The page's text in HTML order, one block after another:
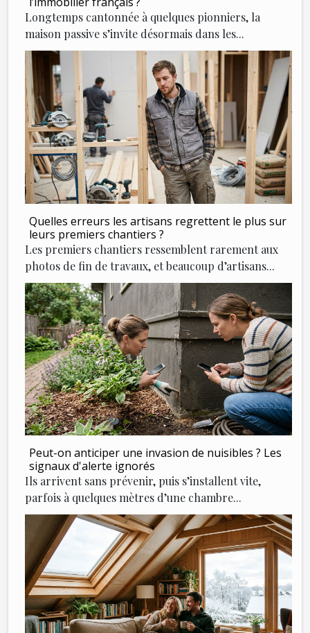
Longtemps cantonnée à quelques pionniers, la
maison passive s’invite désormais dans les...
Quelles erreurs les artisans regrettent le plus sur
leurs premiers chantiers ?
Les premiers chantiers ressemblent rarement aux
photos de fin de travaux, et beaucoup d’artisans...
Peut-on anticiper une invasion de nuisibles ? Les
signaux d'alerte ignorés
Ils arrivent sans prévenir, puis s’installent vite,
parfois à quelques mètres d’une chambre...